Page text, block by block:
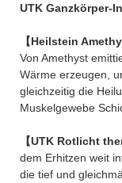
UTK Ganzkörper-
【Heilstein
Von Amethyst
Wärme erzeugen,
gleichzeitig die
Muskelgewebe
【UTK Rotlicht
dem Erhitzen weit
die tief und